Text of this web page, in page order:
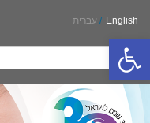
פתח סרגל נגישות
English
/ עברית